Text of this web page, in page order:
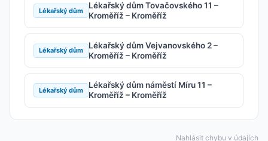
Lékařský dům
Lékařský dům Tovačovského 11 –
Kroměříž – Kroměříž
Lékařský dům
Lékařský dům Vejvanovského 2 –
Kroměříž – Kroměříž
Lékařský dům
Lékařský dům náměstí Míru 11 –
Kroměříž – Kroměříž
Nahlásit chybu v údajích